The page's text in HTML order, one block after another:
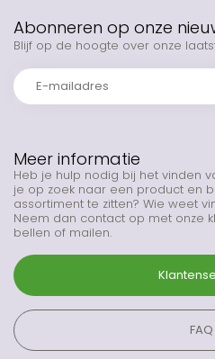
Meer informatie
Heb je hulp nodig bij het vinden
je op zoek naar een product en
assortiment te zitten? Wie weet
Neem dan contact op met onze
bellen of mailen.
FAQ
Abonneren op onze
Blijf op de hoogte over onze